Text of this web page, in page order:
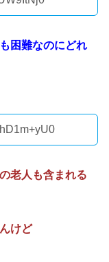
困難なのにどれ
老人も含まれる
けど